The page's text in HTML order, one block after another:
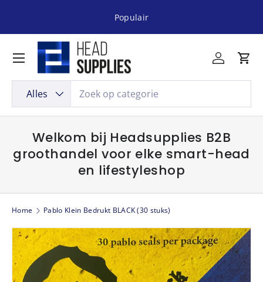
Populair
Productsoort
Alles
Inloggen
Menu
Welkom bij Headsupplies B2B
groothandel voor elke smart-head
en lifestyleshop
Home Pablo Klein Bedrukt BLACK (30 stuks)